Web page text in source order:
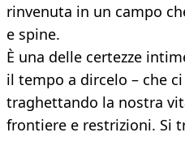
rinvenuta in un campo
e spine.
È una delle certezze
il tempo a dircelo – che
traghettando la nostra
frontiere e restrizioni. Si